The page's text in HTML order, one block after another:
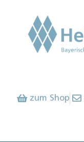
zum Shop